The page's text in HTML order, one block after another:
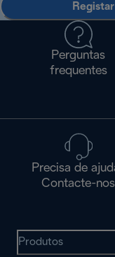
Perguntas
frequentes
Precisa de
Contacte-nos
Produtos